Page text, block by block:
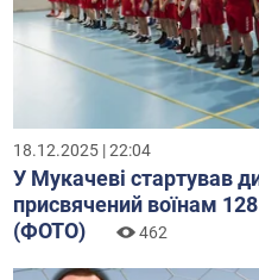
18.12.2025 | 22:04
У Мукачеві стартував
присвячений воїнам
(ФОТО)
462